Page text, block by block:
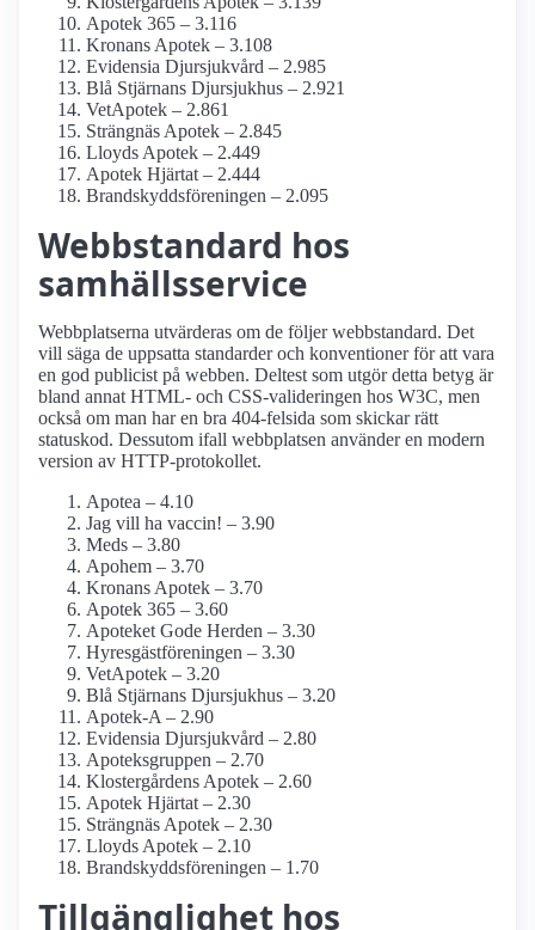
Apotek 365 – 3.116
Kronans Apotek – 3.108
Evidensia Djursjukvård – 2.985
Blå Stjärnans Djursjukhus – 2.921
VetApotek – 2.861
Strängnäs Apotek – 2.845
Lloyds Apotek – 2.449
Apotek Hjärtat – 2.444
Brandskyddsföreningen – 2.095
Webbstandard hos
samhälls­service
Webbplatserna utvärderas om de följer webbstandard. Det
vill säga de uppsatta standarder och konventioner för att vara
en god publicist på webben. Deltest som utgör detta betyg är
bland annat HTML- och CSS-valideringen hos W3C, men
också om man har en bra 404-felsida som skickar rätt
statuskod. Dessutom ifall webbplatsen använder en modern
version av HTTP-protokollet.
Apotea – 4.10
Jag vill ha vaccin! – 3.90
Meds – 3.80
Apohem – 3.70
Kronans Apotek – 3.70
Apotek 365 – 3.60
Apoteket Gode Herden – 3.30
Hyresgästföreningen – 3.30
VetApotek – 3.20
Blå Stjärnans Djursjukhus – 3.20
Apotek-A – 2.90
Evidensia Djursjukvård – 2.80
Apoteksgruppen – 2.70
Klostergårdens Apotek – 2.60
Apotek Hjärtat – 2.30
Strängnäs Apotek – 2.30
Lloyds Apotek – 2.10
Brandskyddsföreningen – 1.70
Tillgänglighet hos